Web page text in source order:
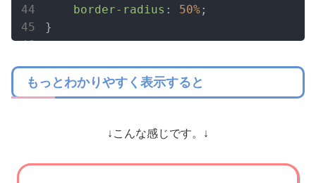
border-radius : 50%;
}
もっとわかりやすく表示すると
↓こんな感じです。↓